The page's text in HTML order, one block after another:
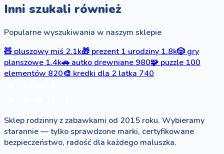
Inni szukali również
Popularne wyszukiwania w naszym sklepie
🧸 pluszowy miś 2.1k🎁 prezent 1 urodziny 1.8k🎲 gry
planszowe 1.4k🚗 autko drewniane 980🧩 puzzle 100
elementów 820🎨 kredki dla 2 latka 740
Sklep rodzinny z zabawkami od 2015 roku. Wybieramy
starannie — tylko sprawdzone marki, certyfikowane
bezpieczeństwo, radość dla każdego maluszka.